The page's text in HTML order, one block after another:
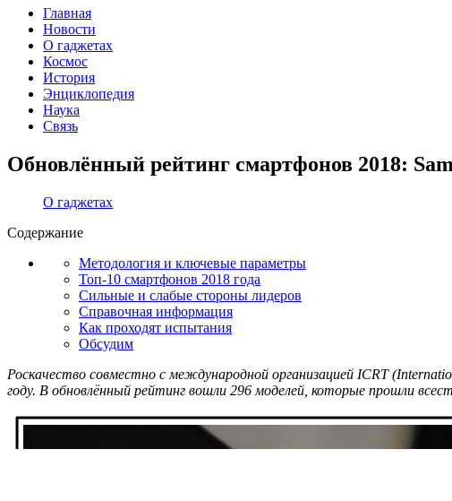
Главная
Новости
О гаджетах
Космос
История
Энциклопедия
Наука
Связь
Обновлённый рейтинг смартфонов 2018:
О гаджетах
Содержание
Методология и ключевые параметры
Топ-10 смартфонов 2018 года
Сильные и слабые стороны лидеров
Справочная информация
Как проходят испытания
Обсудим
Роскачество совместно с международной организацией ICRT
году. В обновлённый рейтинг вошли 296 моделей, которые прошли